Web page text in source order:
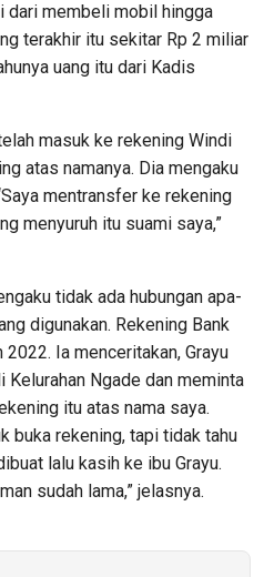
dari membeli mobil hingga
terakhir itu sekitar Rp 2 miliar
uang itu dari Kadis
masuk ke rekening Windi
atas namanya. Dia mengaku
mentransfer ke rekening
menyuruh itu suami saya,”
tidak ada hubungan apa-
digunakan. Rekening Bank
Ia menceritakan, Grayu
Kelurahan Ngade dan meminta
itu atas nama saya.
buka rekening, tapi tidak tahu
lalu kasih ke ibu Grayu.
sudah lama,” jelasnya.